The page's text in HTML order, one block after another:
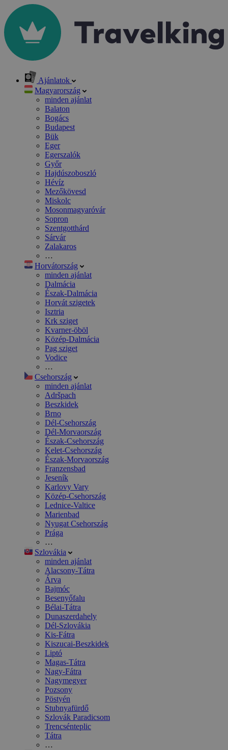
Ajánlatok
Magyarország
minden ajánlat
Balaton
Bogács
Budapest
Bük
Eger
Egerszalók
Győr
Hajdúszoboszló
Hévíz
Mezőkövesd
Miskolc
Mosonmagyaróvár
Sopron
Szentgotthárd
Sárvár
Zalakaros
…
Horvátország
minden ajánlat
Dalmácia
Észak-Dalmácia
Horvát szigetek
Isztria
Krk sziget
Kvarner-öböl
Közép-Dalmácia
Pag sziget
Vodice
…
Csehország
minden ajánlat
Adršpach
Beszkidek
Brno
Dél-Csehország
Dél-Morvaország
Észak-Csehország
Kelet-Csehország
Észak-Morvaország
Franzensbad
Jeseník
Karlovy Vary
Közép-Csehország
Lednice-Valtice
Marienbad
Nyugat Csehország
Prága
…
Szlovákia
minden ajánlat
Alacsony-Tátra
Árva
Bajmóc
Besenyőfalu
Bélai-Tátra
Dunaszerdahely
Dél-Szlovákia
Kis-Fátra
Kiszucai-Beszkidek
Liptó
Magas-Tátra
Nagy-Fátra
Nagymegyer
Pozsony
Pöstyén
Stubnyafürdő
Szlovák Paradicsom
Trencsénteplic
Tátra
…